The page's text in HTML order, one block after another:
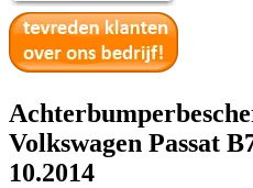
Volkswagen Passat
10.2014